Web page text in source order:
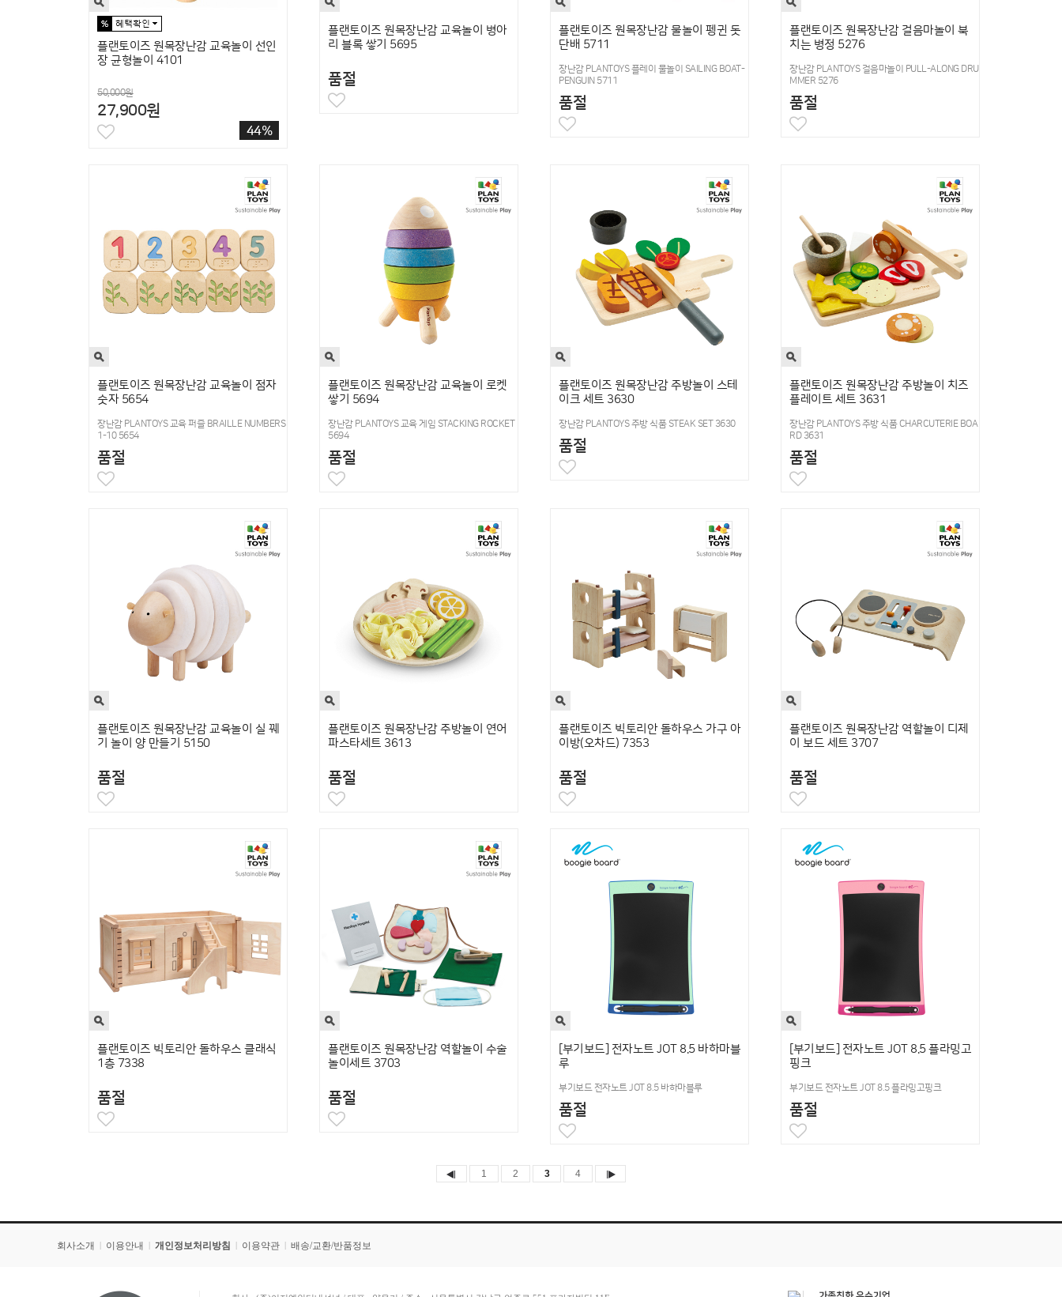
플랜토이즈 원목장난감 교육놀이 선인
장 균형놀이 4101
50,000원
27,900원
44%
플랜토이즈 원목장난감 교육놀이 병아
리 블록 쌓기 5695
품절
플랜토이즈 원목장난감 물놀이 펭귄 돗
단배 5711
장난감 PLANTOYS 플레이 물놀이 SAILING BOAT-
PENGUIN 5711
품절
플랜토이즈 원목장난감 걸음마놀이 북
치는 병정 5276
장난감 PLANTOYS 걸음마놀이 PULL-ALONG DRU
MMER 5276
품절
플랜토이즈 원목장난감 교육놀이 점자
숫자 5654
장난감 PLANTOYS 교육 퍼즐 BRAILLE NUMBERS
1-10 5654
품절
플랜토이즈 원목장난감 교육놀이 로켓
쌓기 5694
장난감 PLANTOYS 교육 게임 STACKING ROCKET
5694
품절
플랜토이즈 원목장난감 주방놀이 스테
이크 세트 3630
장난감 PLANTOYS 주방 식품 STEAK SET 3630
품절
플랜토이즈 원목장난감 주방놀이 치즈
플레이트 세트 3631
장난감 PLANTOYS 주방 식품 CHARCUTERIE BOA
RD 3631
품절
플랜토이즈 원목장난감 교육놀이 실 꿰
기 놀이 양 만들기 5150
품절
플랜토이즈 원목장난감 주방놀이 연어
파스타세트 3613
품절
플랜토이즈 빅토리안 돌하우스 가구 아
이방(오차드) 7353
품절
플랜토이즈 원목장난감 역할놀이 디제
이 보드 세트 3707
품절
플랜토이즈 빅토리안 돌하우스 클래식
1층 7338
품절
플랜토이즈 원목장난감 역할놀이 수술
놀이세트 3703
품절
[부기보드] 전자노트 JOT 8.5 바하마블
루
부기보드 전자노트 JOT 8.5 바하마블루
품절
[부기보드] 전자노트 JOT 8.5 플라밍고
핑크
부기보드 전자노트 JOT 8.5 플라밍고핑크
품절
1 2 3 4
회사소개 | 이용안내 | 개인정보처리방침 | 이용약관 | 배송/교환/반품정보